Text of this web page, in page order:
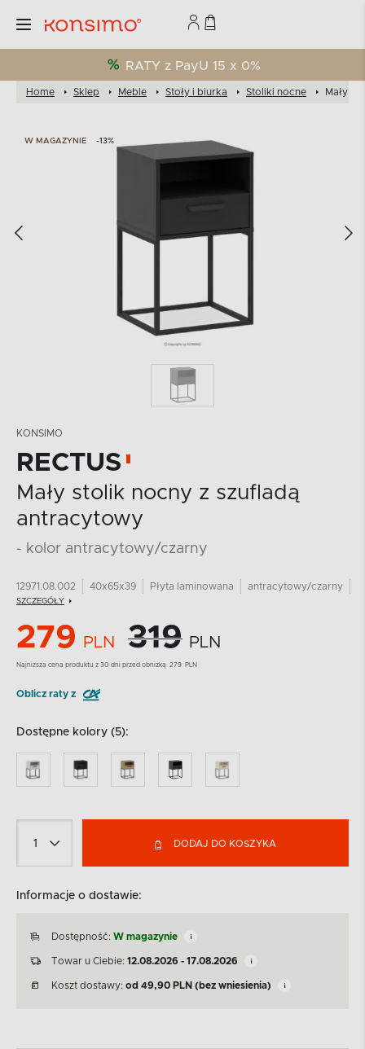
RATY z PayU 15 x 0%
Home Sklep Meble Stoły i biurka Stoliki nocne Mały
W MAGAZYNIE -13%
KONSIMO
RECTUS
Mały stolik nocny z szufladą
antracytowy
- kolor antracytowy/czarny
12971.08.002 40x65x39 Płyta laminowana antracytowy/czarny
SZCZEGÓŁY
279 PLN 319 PLN
Najnizsza cena produktu z 30 dni przed obniżką: 279 PLN
Oblicz raty z
Dostępne kolory (5):
DODAJ DO KOSZYKA
Informacje o dostawie:
Dostępność: W magazynie
Towar u Ciebie: 12.08.2026 - 17.08.2026
Koszt dostawy: od 49,90 PLN (bez wniesienia)